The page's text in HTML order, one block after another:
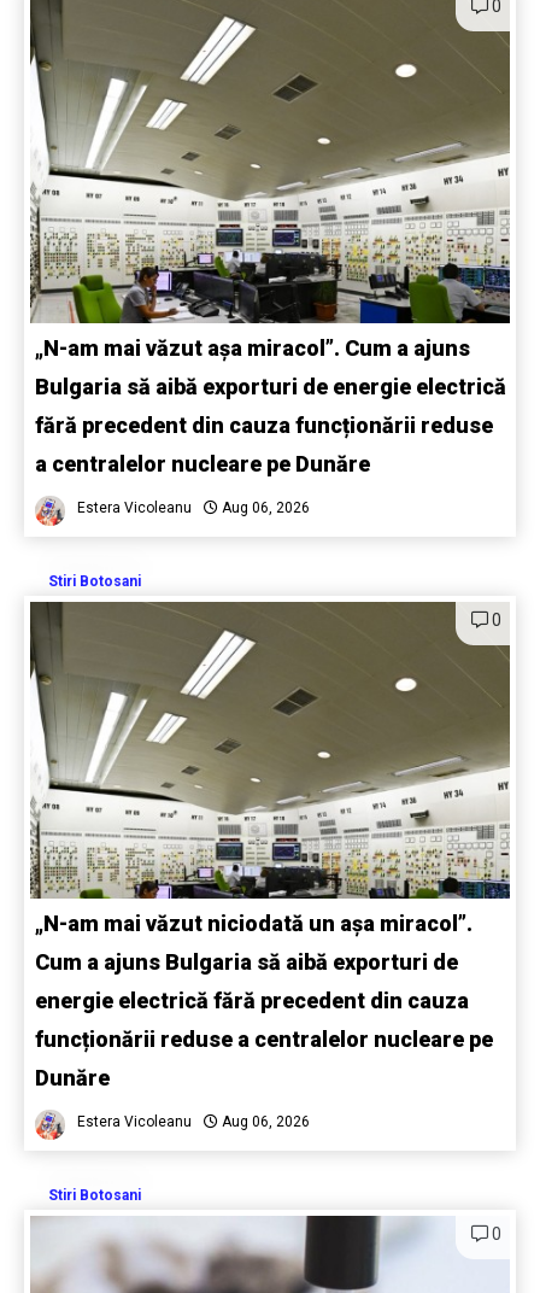
0
„N-am mai văzut așa miracol”. Cum a ajuns
Bulgaria să aibă exporturi de energie electrică
fără precedent din cauza funcționării reduse
a centralelor nucleare pe Dunăre
Estera Vicoleanu Aug 06, 2026
Stiri Botosani
0
„N-am mai văzut niciodată un așa miracol”.
Cum a ajuns Bulgaria să aibă exporturi de
energie electrică fără precedent din cauza
funcționării reduse a centralelor nucleare pe
Dunăre
Estera Vicoleanu Aug 06, 2026
Stiri Botosani
0